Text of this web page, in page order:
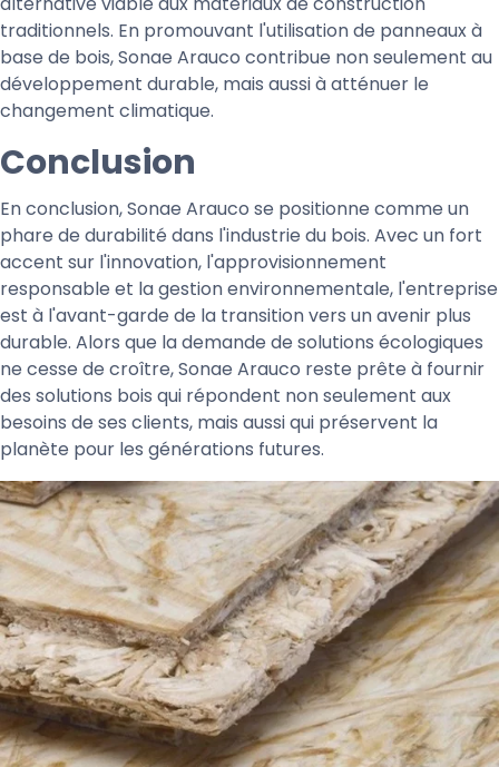
traditionnels. En promouvant l'utilisation de panneaux à
base de bois, Sonae Arauco contribue non seulement au
développement durable, mais aussi à atténuer le
changement climatique.
Conclusion
En conclusion, Sonae Arauco se positionne comme un
phare de durabilité dans l'industrie du bois. Avec un fort
accent sur l'innovation, l'approvisionnement
responsable et la gestion environnementale, l'entreprise
est à l'avant-garde de la transition vers un avenir plus
durable. Alors que la demande de solutions écologiques
ne cesse de croître, Sonae Arauco reste prête à fournir
des solutions bois qui répondent non seulement aux
besoins de ses clients, mais aussi qui préservent la
planète pour les générations futures.